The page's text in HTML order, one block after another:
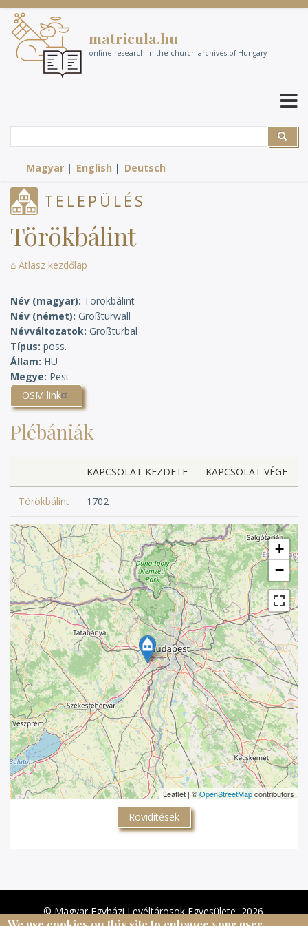
Skip
main
content
matricula.hu
online research in the church archives of Hungary
Search
Magyar English Deutsch
TELEPÜLÉS
Törökbálint
⌂ Atlasz kezdőlap
Név (magyar) Törökbálint
Név (német) Großturwall
Névváltozatok Großturbal
Típus poss.
Állam HU
Megye Pest
OSM link
Plébániák
KAPCSOLAT KEZDETE KAPCSOLAT VÉGE
Törökbálint 1702
+
−
Leaflet | ©OpenStreetMapcontributors
Rövidítések
© Magyar Egyházi Levéltárosok Egyesülete, 2026.